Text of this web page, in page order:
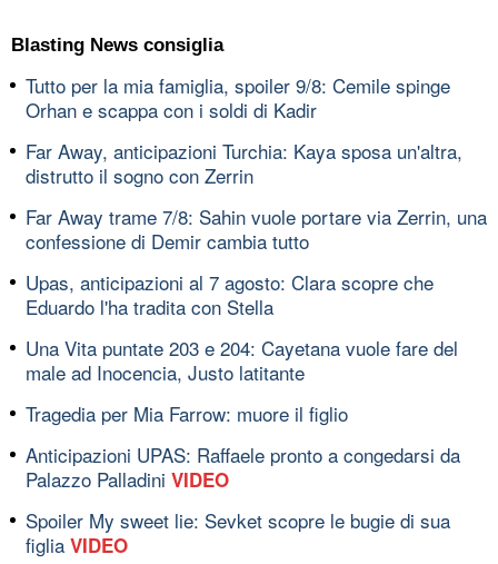
Blasting News consiglia
Tutto per la mia famiglia, spoiler 9/8: Cemile spinge
Orhan e scappa con i soldi di Kadir
Far Away, anticipazioni Turchia: Kaya sposa un'altra,
distrutto il sogno con Zerrin
Far Away trame 7/8: Sahin vuole portare via Zerrin, una
confessione di Demir cambia tutto
Upas, anticipazioni al 7 agosto: Clara scopre che
Eduardo l'ha tradita con Stella
Una Vita puntate 203 e 204: Cayetana vuole fare del
male ad Inocencia, Justo latitante
Tragedia per Mia Farrow: muore il figlio
Anticipazioni UPAS: Raffaele pronto a congedarsi da
Palazzo Palladini VIDEO
Spoiler My sweet lie: Sevket scopre le bugie di sua
figlia VIDEO